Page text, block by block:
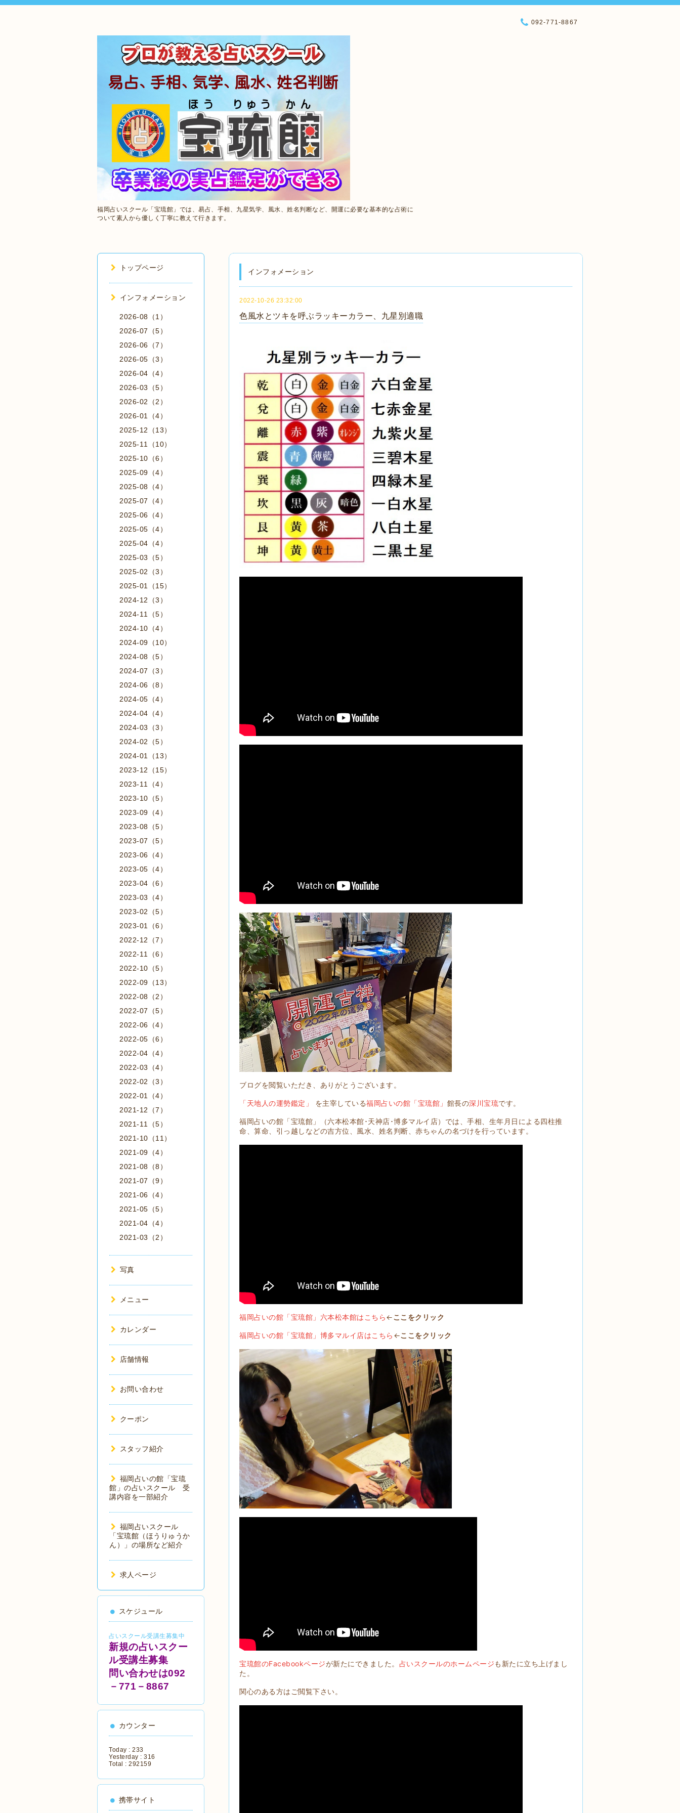
福岡占いスクール「宝琉館」では、易占、手相、九星気学、風水、姓名判断など、開運に必要な基本的な占術に
ついて素人から優しく丁寧に教えて行きます。
092-771-8867
インフォメーション
2022-10-26 23:32:00
色風水とツキを呼ぶラッキーカラー、九星別適職
ブログを閲覧いただき、ありがとうございます。
「天地人の運勢鑑定」 を主宰している福岡占いの館「宝琉館」 館長の深川宝琉です。
福岡占いの館「宝琉館」（六本松本館･天神店･博多マルイ店）では、手相、生年月日による四柱推
命、算命、引っ越しなどの吉方位、風水、姓名判断、赤ちゃんの名づけを行っています。
福岡占いの館「宝琉館」六本松本館はこちら←ここをクリック
福岡占いの館「宝琉館」博多マルイ店はこちら ←ここをクリック
宝琉館のFacebookページが新たにできました。 占いスクールのホームページも新たに立ち上げまし
た。
関心のある方はご閲覧下さい。
トップページ
インフォメーション
2026-08（1）
2026-07（5）
2026-06（7）
2026-05（3）
2026-04（4）
2026-03（5）
2026-02（2）
2026-01（4）
2025-12（13）
2025-11（10）
2025-10（6）
2025-09（4）
2025-08（4）
2025-07（4）
2025-06（4）
2025-05（4）
2025-04（4）
2025-03（5）
2025-02（3）
2025-01（15）
2024-12（3）
2024-11（5）
2024-10（4）
2024-09（10）
2024-08（5）
2024-07（3）
2024-06（8）
2024-05（4）
2024-04（4）
2024-03（3）
2024-02（5）
2024-01（13）
2023-12（15）
2023-11（4）
2023-10（5）
2023-09（4）
2023-08（5）
2023-07（5）
2023-06（4）
2023-05（4）
2023-04（6）
2023-03（4）
2023-02（5）
2023-01（6）
2022-12（7）
2022-11（6）
2022-10（5）
2022-09（13）
2022-08（2）
2022-07（5）
2022-06（4）
2022-05（6）
2022-04（4）
2022-03（4）
2022-02（3）
2022-01（4）
2021-12（7）
2021-11（5）
2021-10（11）
2021-09（4）
2021-08（8）
2021-07（9）
2021-06（4）
2021-05（5）
2021-04（4）
2021-03（2）
写真
メニュー
カレンダー
店舗情報
お問い合わせ
クーポン
スタッフ紹介
福岡占いの館「宝琉
館」の占いスクール 受
講内容を一部紹介
福岡占いスクール
「宝琉館（ほうりゅうか
ん）」の場所など紹介
求人ページ
スケジュール
占いスクール受講生募集中
新規の占いスクー
ル受講生募集
問い合わせは092
－771－8867
カウンター
Today : 233
Yesterday : 316
Total : 292159
携帯サイト